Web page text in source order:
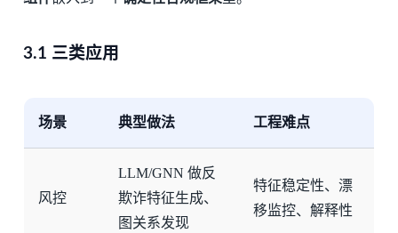
3.1 三类应用
场景 典型做法 工程难点
风控
LLM/GNN 做反
欺诈特征生成、
图关系发现
特征稳定性、漂
移监控、解释性